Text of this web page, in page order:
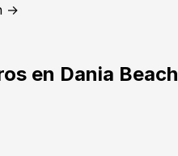
→
en Dania Beach